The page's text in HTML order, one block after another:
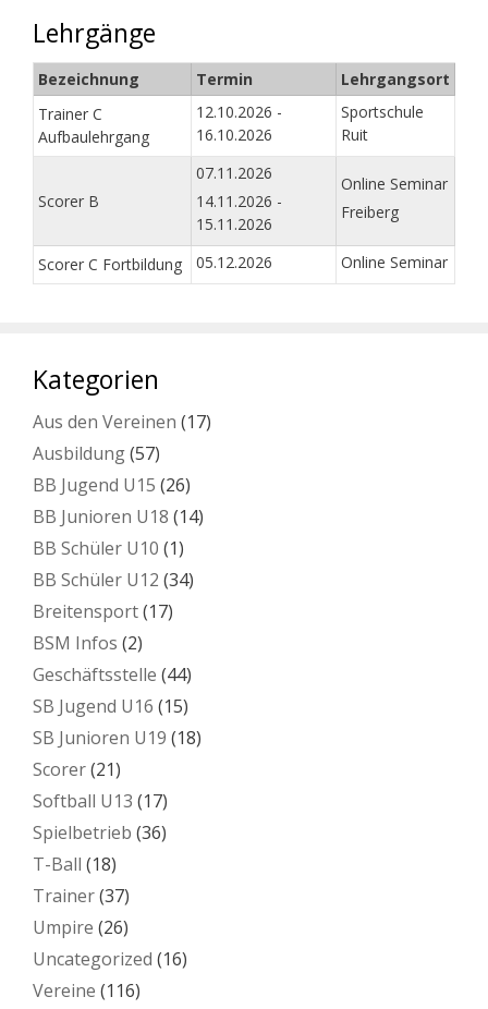
Lehrgänge
Bezeichnung Termin
Lehrgangsort
Trainer C
Aufbaulehrgang
12.10.2026 -
16.10.2026
Sportschule
Ruit
Scorer B
07.11.2026
14.11.2026 -
15.11.2026
Online Seminar
Freiberg
Scorer C Fortbildung 05.12.2026 Online Seminar
Kategorien
Aus den Vereinen (17)
Ausbildung(57)
BB Jugend U15 (26)
BB Junioren U18 (14)
BB Schüler U10 (1)
BB Schüler U12 (34)
Breitensport(17)
BSM Infos (2)
Geschäftsstelle (44)
SB Jugend U16 (15)
SB Junioren U19 (18)
Scorer(21)
Softball U13 (17)
Spielbetrieb (36)
T-Ball (18)
Trainer(37)
Umpire (26)
Uncategorized (16)
Vereine (116)